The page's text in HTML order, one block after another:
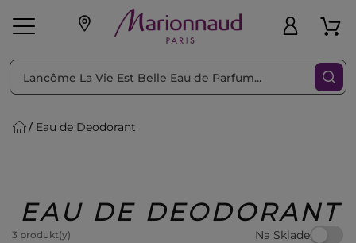
pleť Líčenie
Beauty
Eau de Deodorant
EAU DE DEODORANT
3 produkt(y) Na Sklade
Triediť podľa Filtrovať